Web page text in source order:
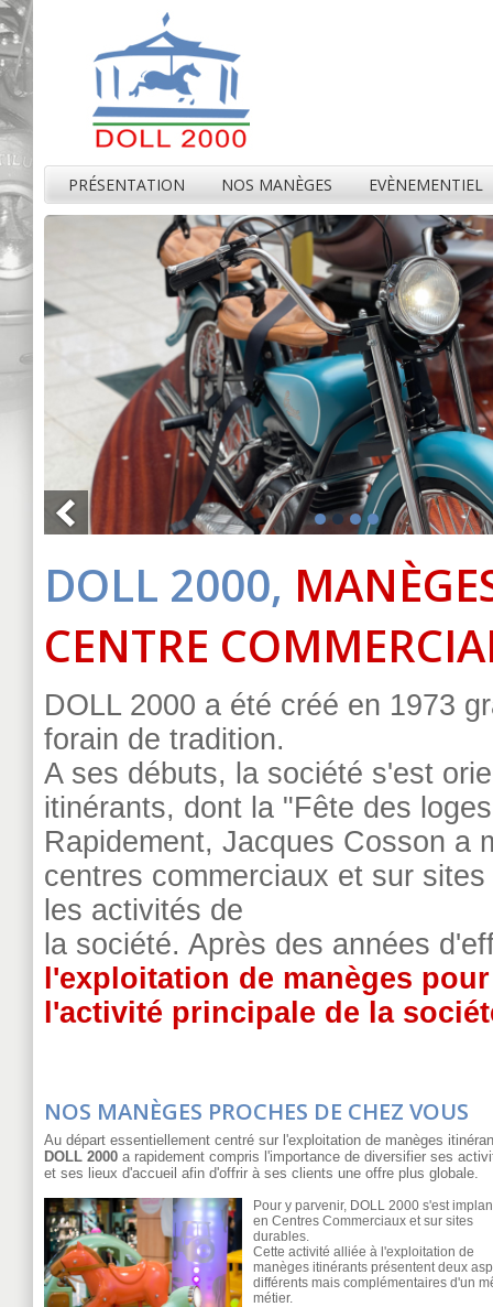
PRÉSENTATION NOS MANÈGES EVÈNEMENTIEL
DOLL 2000,
CENTRE
DOLL 2000 a été créé en 1973
forain de tradition.
A ses débuts, la société s'est
itinérants, dont la "Fête des
Rapidement, Jacques Cosson a
centres commerciaux et sur
les activités de
la société. Après des années
l'exploitation de manèges
l'activité principale de la
NOS MANÈGES PROCHES DE CHEZ VOUS
Au départ essentiellement centré sur l'exploitation de manèges
DOLL 2000 a rapidement compris l'importance de diversifier ses
et ses lieux d'accueil afin d'offrir à ses clients une offre plus globale.
Pour y parvenir, DOLL 2000 s'est
en Centres Commerciaux et sur sites
durables.
Cette activité alliée à l'exploitation de
manèges itinérants présentent deux
différents mais complémentaires d'un
métier.